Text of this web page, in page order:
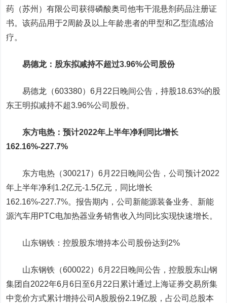
药（苏州）有限公司获得磷酸奥司他韦干混悬剂药品注册证
书。该药品用于2周龄及以上年龄患者的甲型和乙型流感治
疗。
易德龙：股东拟减持不超过3.96%公司股份
易德龙（603380）6月22日晚间公告，持股18.63%的股
东王明拟减持不超3.96%公司股份。
东方电热 ：预计2022年上半年净利同比增长
162.16%-227.7%
东方电热（300217）6月22日晚间公告，公司预计2022
年上半年净利1.2亿元-1.5亿元，同比增长
162.16%-227.7%。报告期内，公司新能源装备业务、新能
源汽车用PTC电加热器业务销售收入均同比实现快速增长。
山东钢铁 ：控股股东增持本公司股份达到2%
山东钢铁（600022）6月22日晚间公告，控股股东山钢
集团自2022年6月6日至6月22日累计通过上海证券交易所集
中竞价方式累计增持公司A股股份2.19亿股，占公司总股本